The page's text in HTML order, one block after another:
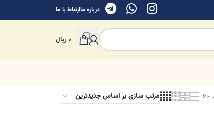
درباره ماارتباط با ما
0ریال
60